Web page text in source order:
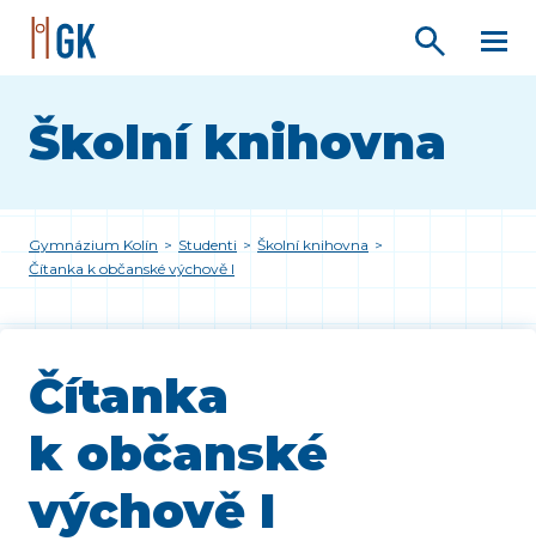
Školní knihovna
Gymnázium Kolín > Studenti > Školní knihovna >
Čítanka k občanské výchově I
Čítanka
k občanské
výchově I